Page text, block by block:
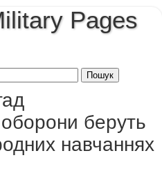
Pages
оборони беруть
навчаннях